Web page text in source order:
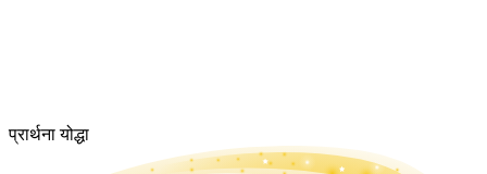
प्रार्थना योद्धा